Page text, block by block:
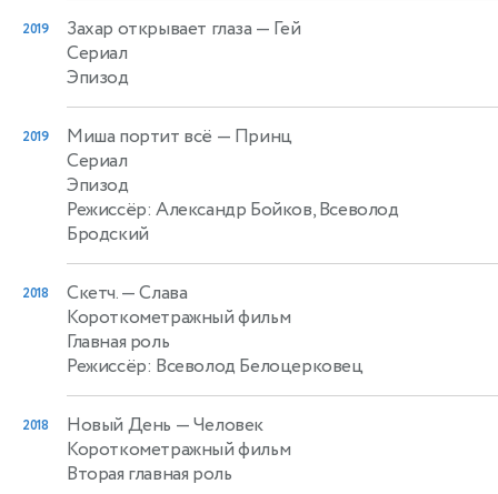
2019 Захар открывает глаза — Гей
Сериал
Эпизод
2019 Миша портит всё — Принц
Сериал
Эпизод
Режиссёр: Александр Бойков, Всеволод
Бродский
2018 Скетч.— Слава
Короткометражный фильм
Главная роль
Режиссёр: Всеволод Белоцерковец
2018 Новый День — Человек
Короткометражный фильм
Вторая главная роль